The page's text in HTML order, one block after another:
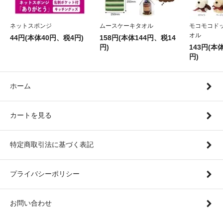
ネットスポンジ
44円(本体40円、税4円)
ムースケーキタオル
158円(本体144円、税14
円)
モコモコド
オル
143円(本
円)
ホーム
カートを見る
特定商取引法に基づく表記
プライバシーポリシー
お問い合わせ